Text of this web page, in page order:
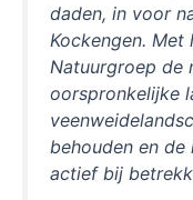
daden, in voor
Kockengen.
Natuurgroep de
oorspronkelijke
behouden en de
actief bij